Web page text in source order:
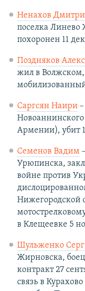
Ненахов
поселка Линево
похоронен 11
Поздняков
жил в Волжском,
Саргсян Наири–
Армении), убит
Семенов Вадим
Урюпинска,
войне против
Нижегородской
в Клещеевке 5
Шульженко
Жирновска,
контракт 27
связь в